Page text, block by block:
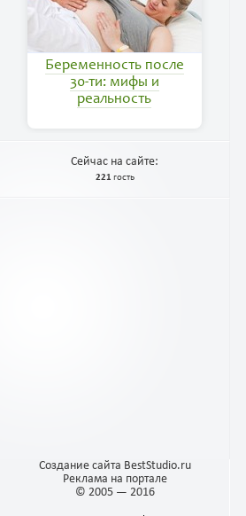
Беременность после
30-ти: мифы и
реальность
Сейчас на сайте:
221 гость
Создание сайта BestStudio.ru
Реклама на портале
© 2005 — 2016